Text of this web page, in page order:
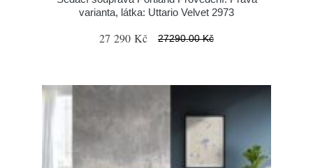
varianta, látka: Uttario Velvet 2973
27 290 Kč 27290.00 Kč